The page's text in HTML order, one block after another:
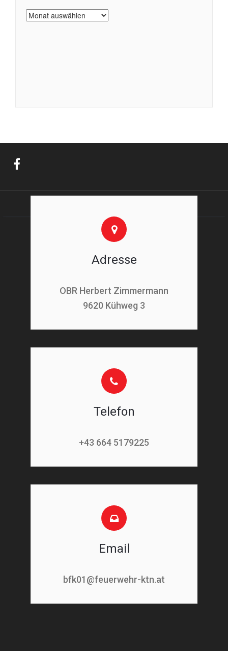
Archiv
Adresse
OBR Herbert Zimmermann
9620 Kühweg 3
Telefon
+43 664 5179225
Email
bfk01@feuerwehr-ktn.at